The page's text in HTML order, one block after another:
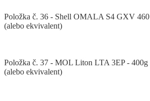
Položka č. 36 - Shell OMALA S4 GXV 460
(alebo ekvivalent)
Položka č. 37 - MOL Liton LTA 3EP - 400g
(alebo ekvivalent)